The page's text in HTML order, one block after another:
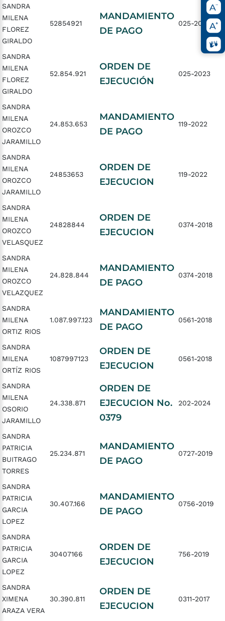
SANDRA
MILENA
FLOREZ
GIRALDO
52854921
MANDAMIENTO
DE PAGO
025-2023
SANDRA
MILENA
FLOREZ
GIRALDO
52.854.921
ORDEN DE
EJECUCIÓN
025-2023
SANDRA
MILENA
OROZCO
JARAMILLO
24.853.653
MANDAMIENTO
DE PAGO
119-2022
SANDRA
MILENA
OROZCO
JARAMILLO
24853653
ORDEN DE
EJECUCION
119-2022
SANDRA
MILENA
OROZCO
VELASQUEZ
24828844
ORDEN DE
EJECUCION
0374-2018
SANDRA
MILENA
OROZCO
VELAZQUEZ
24.828.844
MANDAMIENTO
DE PAGO
0374-2018
SANDRA
MILENA
ORTIZ RIOS
1.087.997.123
MANDAMIENTO
DE PAGO
0561-2018
SANDRA
MILENA
ORTÍZ RIOS
1087997123
ORDEN DE
EJECUCION
0561-2018
SANDRA
MILENA
OSORIO
JARAMILLO
24.338.871
ORDEN DE
EJECUCION No.
0379
202-2024
SANDRA
PATRICIA
BUITRAGO
TORRES
25.234.871
MANDAMIENTO
DE PAGO
0727-2019
SANDRA
PATRICIA
GARCIA
LOPEZ
30.407.166
MANDAMIENTO
DE PAGO
0756-2019
SANDRA
PATRICIA
GARCIA
LOPEZ
30407166
ORDEN DE
EJECUCION
756-2019
SANDRA
XIMENA
ARAZA VERA
30.390.811
ORDEN DE
EJECUCION
0311-2017